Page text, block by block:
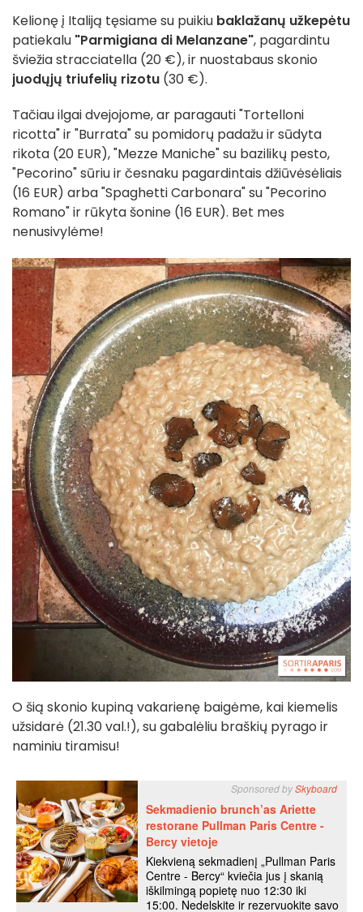
Kelionę į Italiją tęsiame su puikiu baklažanų užkepėtu
patiekalu "Parmigiana di Melanzane", pagardintu
šviežia stracciatella (20 €), ir nuostabaus skonio
juodųjų triufelių rizotu (30 €).
Tačiau ilgai dvejojome, ar paragauti "Tortelloni
ricotta" ir "Burrata" su pomidorų padažu ir sūdyta
rikota (20 EUR), "Mezze Maniche" su bazilikų pesto,
"Pecorino" sūriu ir česnaku pagardintais džiūvėsėliais
(16 EUR) arba "Spaghetti Carbonara" su "Pecorino
Romano" ir rūkyta šonine (16 EUR). Bet mes
nenusivylėme!
O šią skonio kupiną vakarienę baigėme, kai kiemelis
užsidarė (21.30 val.!), su gabalėliu braškių pyrago ir
naminiu tiramisu!